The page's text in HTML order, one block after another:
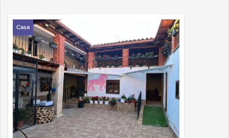
Casa